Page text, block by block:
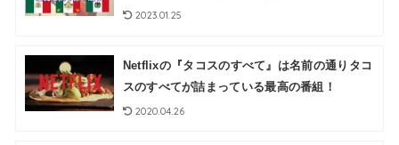
2023.01.25
Netflixの『タコスのすべて』は名前の通りタコ
スのすべてが詰まっている最高の番組！
2020.04.26